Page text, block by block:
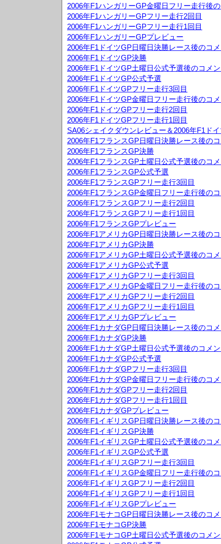
2006年F1ハンガリーGP金曜日フリー走行後
2006年F1ハンガリーGPフリー走行2回目
2006年F1ハンガリーGPフリー走行1回目
2006年F1ハンガリーGPプレビュー
2006年F1ドイツGP日曜日決勝レース後のコ
2006年F1ドイツGP決勝
2006年F1ドイツGP土曜日公式予選後のコメ
2006年F1ドイツGP公式予選
2006年F1ドイツGPフリー走行3回目
2006年F1ドイツGP金曜日フリー走行後のコ
2006年F1ドイツGPフリー走行2回目
2006年F1ドイツGPフリー走行1回目
SA06シェイクダウンレビュー＆2006年F1ド
2006年F1フランスGP日曜日決勝レース後の
2006年F1フランスGP決勝
2006年F1フランスGP土曜日公式予選後のコ
2006年F1フランスGP公式予選
2006年F1フランスGPフリー走行3回目
2006年F1フランスGP金曜日フリー走行後の
2006年F1フランスGPフリー走行2回目
2006年F1フランスGPフリー走行1回目
2006年F1フランスGPプレビュー
2006年F1アメリカGP日曜日決勝レース後の
2006年F1アメリカGP決勝
2006年F1アメリカGP土曜日公式予選後のコ
2006年F1アメリカGP公式予選
2006年F1アメリカGPフリー走行3回目
2006年F1アメリカGP金曜日フリー走行後の
2006年F1アメリカGPフリー走行2回目
2006年F1アメリカGPフリー走行1回目
2006年F1アメリカGPプレビュー
2006年F1カナダGP日曜日決勝レース後のコ
2006年F1カナダGP決勝
2006年F1カナダGP土曜日公式予選後のコメ
2006年F1カナダGP公式予選
2006年F1カナダGPフリー走行3回目
2006年F1カナダGP金曜日フリー走行後のコ
2006年F1カナダGPフリー走行2回目
2006年F1カナダGPフリー走行1回目
2006年F1カナダGPプレビュー
2006年F1イギリスGP日曜日決勝レース後の
2006年F1イギリスGP決勝
2006年F1イギリスGP土曜日公式予選後のコ
2006年F1イギリスGP公式予選
2006年F1イギリスGPフリー走行3回目
2006年F1イギリスGP金曜日フリー走行後の
2006年F1イギリスGPフリー走行2回目
2006年F1イギリスGPフリー走行1回目
2006年F1イギリスGPプレビュー
2006年F1モナコGP日曜日決勝レース後のコ
2006年F1モナコGP決勝
2006年F1モナコGP土曜日公式予選後のコメ